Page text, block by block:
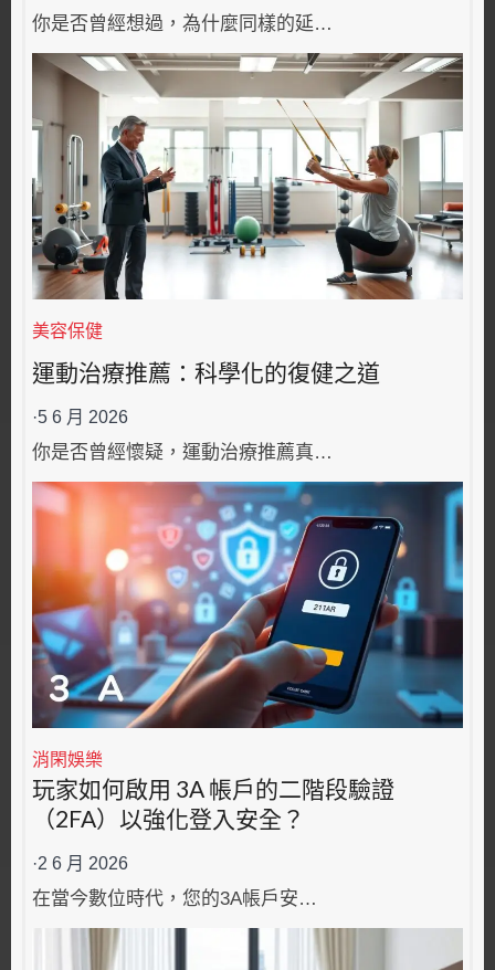
你是否曾經想過，為什麼同樣的延…
美容保健
運動治療推薦：科學化的復健之道
·5 6 月 2026
你是否曾經懷疑，運動治療推薦真…
消閑娛樂
玩家如何啟用 3A 帳戶的二階段驗證
（2FA）以強化登入安全？
·2 6 月 2026
在當今數位時代，您的3A帳戶安…